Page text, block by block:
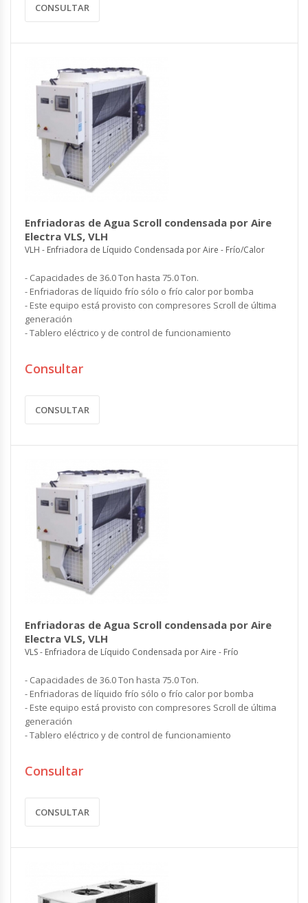
CONSULTAR
Enfriadoras de Agua Scroll condensada por Aire
Electra VLS, VLH
VLH - Enfriadora de Líquido Condensada por Aire - Frío/Calor
- Capacidades de 36.0 Ton hasta 75.0 Ton.
- Enfriadoras de líquido frío sólo o frío calor por bomba
- Este equipo está provisto con compresores Scroll de última
generación
- Tablero eléctrico y de control de funcionamiento
Consultar
CONSULTAR
Enfriadoras de Agua Scroll condensada por Aire
Electra VLS, VLH
VLS - Enfriadora de Líquido Condensada por Aire - Frío
- Capacidades de 36.0 Ton hasta 75.0 Ton.
- Enfriadoras de líquido frío sólo o frío calor por bomba
- Este equipo está provisto con compresores Scroll de última
generación
- Tablero eléctrico y de control de funcionamiento
Consultar
CONSULTAR